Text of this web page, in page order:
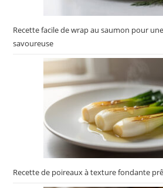
Recette facile de wrap au saumon pour
savoureuse
Recette de poireaux à texture fondante